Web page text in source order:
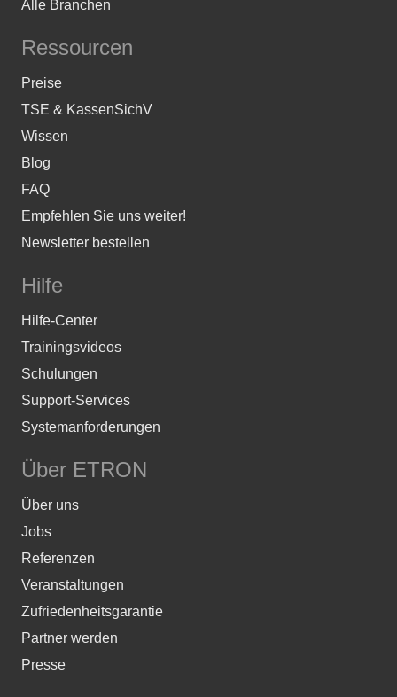
Alle Branchen
Ressourcen
Preise
TSE & KassenSichV
Wissen
Blog
FAQ
Empfehlen Sie uns weiter!
Newsletter bestellen
Hilfe
Hilfe-Center
Trainingsvideos
Schulungen
Support-Services
Systemanforderungen
Über ETRON
Über uns
Jobs
Referenzen
Veranstaltungen
Zufriedenheitsgarantie
Partner werden
Presse